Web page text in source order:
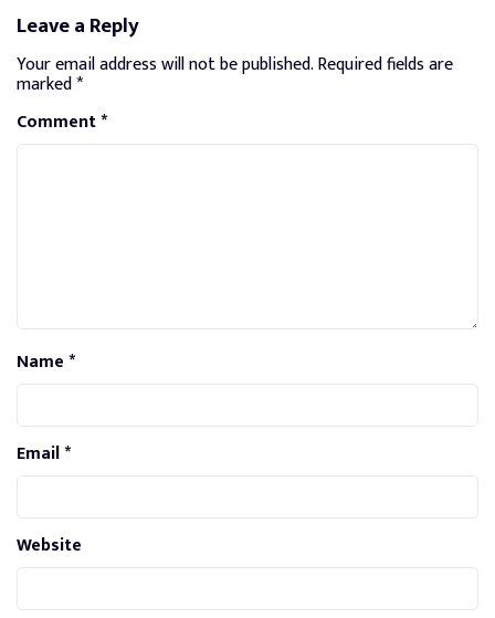
Leave a Reply
Your email address will not be published.Required fields are
marked*
Comment*
Name*
Email*
Website